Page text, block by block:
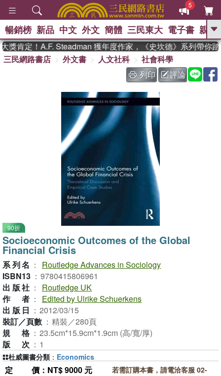
5
GO
熱搜： 東野圭吾 、 高希均教授回憶錄
The Odyssey 、 父親節 、 如果歷
史是一群喵 、 暑期推薦 、 國際布克
獎 臺灣漫遊錄 、 方念華
登輝時代 、 數學女孩：黎曼猜想
偉大的迷走神經
暢銷榜 新品 中文 外文 簡體 三民東大 電子書 親子
肯定！A.F. Steadman 獲年度作家，《史坎德》系列帶你踏
三民網路書店
外文書 人文社科
社會科學
列印
評論
90折
Socioeconomic Outcomes of the Global
Financial Crisis
系列名 ：
Routledge Advances in Sociology
ISBN13 ： 9780415806961
出版社 ：
Routledge UK
作者 ：
Edited by Ulrike Schuerkens
出版日 ： 2012/03/15
裝訂／頁數 ： 精裝／280頁
規格 ： 23.5cm*15.9cm*1.9cm (高/寬/厚)
版次 ： 1
定價 ：NT$ 9000 元
若需訂購本書，請電洽客服 02-
杜威圖書分類 ： Economics